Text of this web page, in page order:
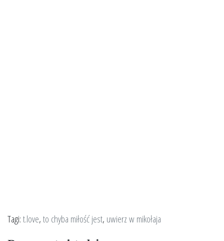
Tagi:t.love,to chyba miłość jest, uwierz w mikołaja